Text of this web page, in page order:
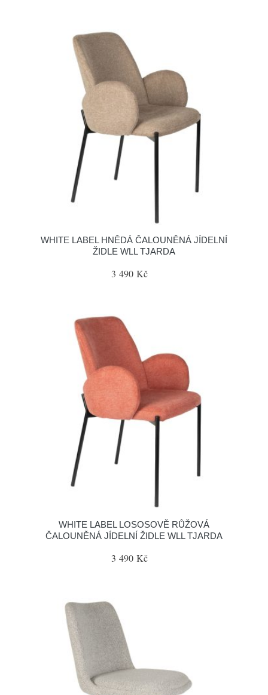
WHITE LABEL HNĚDÁ ČALOUNĚNÁ JÍDELNÍ
ŽIDLE WLL TJARDA
3 490 Kč
WHITE LABEL LOSOSOVĚ RŮŽOVÁ
ČALOUNĚNÁ JÍDELNÍ ŽIDLE WLL TJARDA
3 490 Kč